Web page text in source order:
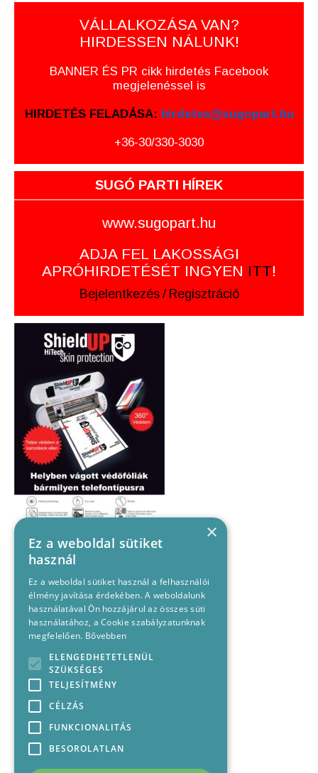
VÁLLALKOZÁSA VAN?
HIRDESSEN NÁLUNK!
BANNER ÉS PR cikk hirdetés Facebook
megjelenéssel is
HIRDETÉS FELADÁSA: hirdetes@sugopart.hu
+36-30/330-3030
SUGÓ PARTI HÍREK
www.sugopart.hu
ADJA FEL LAKOSSÁGI
APRÓHIRDETÉSÉT INGYEN ITT!
Bejelentkezés / Regisztráció
×
Ez a weboldal sütiket
használ
Ez a weboldal sütiket használ a felhasználói
élmény javítása érdekében. A weboldalunk
használatával Ön hozzájárul az összes süti
használatához, a Cookie szabályzatunknak
megfelelően. Bővebben
ELENGEDHETETLENÜL
SZÜKSÉGES
TELJESÍTMÉNY
CÉLZÁS
FUNKCIONALITÁS
BESOROLATLAN